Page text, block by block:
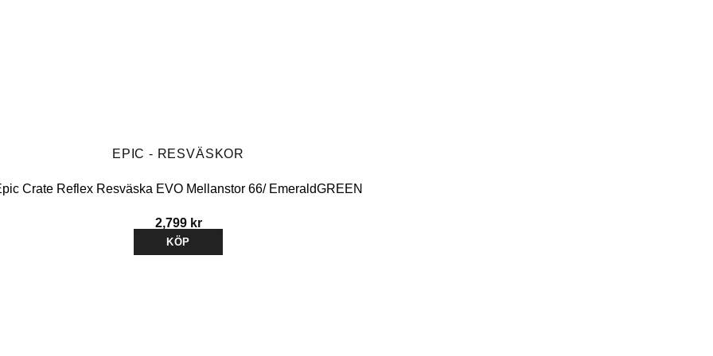
EPIC - RESVÄSKOR
Crate Reflex Resväska EVO Mellanstor 66/ EmeraldGREEN
2,799 kr
KÖP